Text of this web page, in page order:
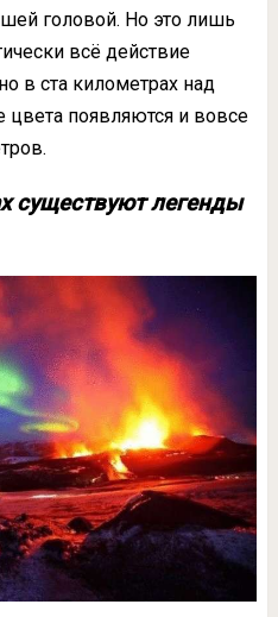
головой. Но это лишь
всё действие
в ста километрах над
появляются и вовсе
существуют легенды